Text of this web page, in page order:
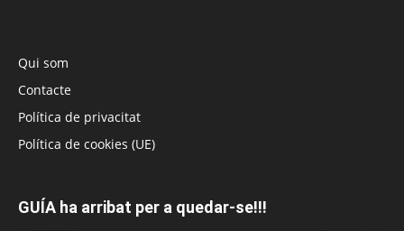
Qui som
Contacte
Política de privacitat
Política de cookies (UE)
GUÍA ha arribat per a quedar-se!!!